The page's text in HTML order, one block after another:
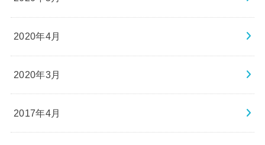
2020年4月
2020年3月
2017年4月